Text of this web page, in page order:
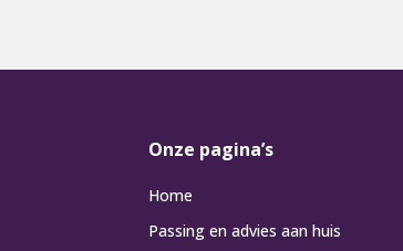
Onze pagina’s
Home
Passing en advies aan huis